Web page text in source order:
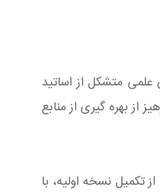
متشکل از اساتید
از بهره گیری از منابع
تکمیل نسخه اولیه، با